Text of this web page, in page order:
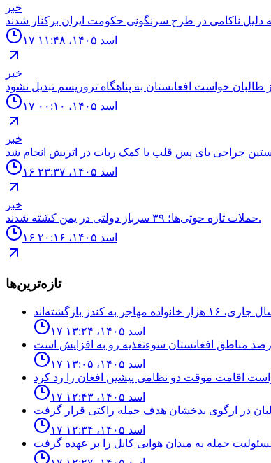
خبر
۱۷ اسد ۱۴۰۵، ۱۱:۴۸
خبر
۱۷ اسد ۱۴۰۵، ۰۰:۱۰
خبر
۱۶ اسد ۱۴۰۵، ۲۳:۳۷
خبر
حملات تازه حوثی‌ها؛ ۳۹ سرباز دولتی در یمن کشته شدند.
۱۶ اسد ۱۴۰۵، ۲۰:۱۶
تازه‌ترین‌ها
۱۷ اسد ۱۴۰۵، ۱۳:۲۴
۱۷ اسد ۱۴۰۵، ۱۳:۰۵
۱۷ اسد ۱۴۰۵، ۱۲:۴۳
۱۷ اسد ۱۴۰۵، ۱۲:۳۴